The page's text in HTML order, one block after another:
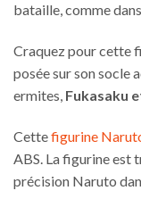
bataille, comme dans
Craquez pour cette
posée sur son socle
ermites, Fukasaku
Cettefigurine
ABS. La figurine est
précision Naruto